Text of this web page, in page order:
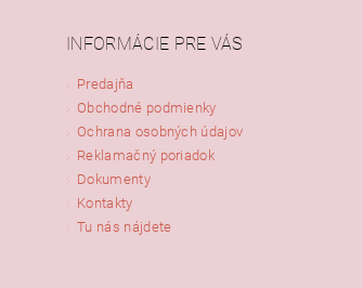
podmienkami ochrany osobných údajov
INFORMÁCIE PRE VÁS
Predajňa
Obchodné podmienky
Ochrana osobných údajov
Reklamačný poriadok
Dokumenty
Kontakty
Tu nás nájdete